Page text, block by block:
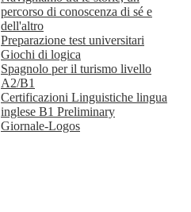
percorso di conoscenza di sé e
dell'altro
Preparazione test universitari
Giochi di logica
Spagnolo per il turismo livello
A2/B1
Certificazioni Linguistiche lingua
inglese B1 Preliminary
Giornale-Logos